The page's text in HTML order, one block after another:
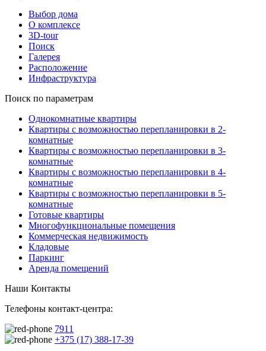
Выбор дома
О комплексе
3D-tour
Поиск
Галерея
Расположение
Инфраструктура
Поиск по параметрам
Однокомнатные квартиры
Квартиры с возможностью перепланировки в 2-
комнатные
Квартиры с возможностью перепланировки в 3-
комнатные
Квартиры с возможностью перепланировки в 4-
комнатные
Квартиры с возможностью перепланировки в 5-
комнатные
Готовые квартиры
Многофункциональные помещения
Коммерческая недвижимость
Кладовые
Паркинг
Аренда помещений
Наши Контакты
Телефоны контакт-центра:
7911
+375 (17) 388-17-39